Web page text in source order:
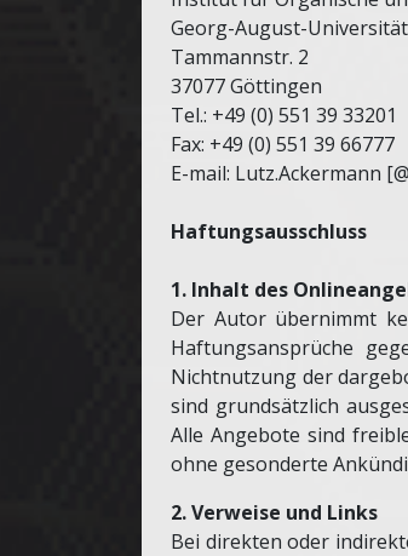
Georg-August-
Tammannstr. 2
37077 Göttingen
Tel.: +49 (0) 551 39 33201
Fax: +49 (0) 551 39 66777
E-mail: Lutz.Ackermann
Haftungsausschluss
1. Inhalt des
Der Autor übernimmt
Haftungsansprüche
Nichtnutzung der
sind grundsätzlich
Alle Angebote sind
ohne gesonderte
2. Verweise und Links
Bei direkten oder